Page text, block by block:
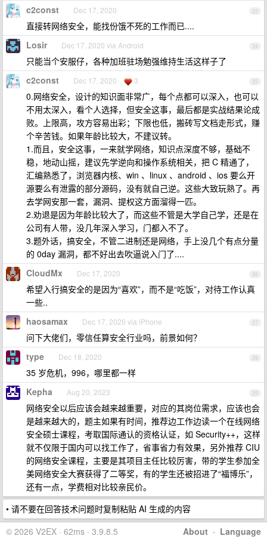
23
c2const Dec 17, 2020
直接转网络安全，能找份饿不死的工作而已....
24
Losir Dec 17, 2020 via Android
只能当个安服仔，各种加班驻场勉强维持生活这样子了
25
c2const Dec 17, 2020 3
0.网络安全，设计的知识面非常广，每个点都可以深入，也可以
不用太深入，看个人选择，但安全这事，最后都是实战结果论成
败。上限高，攻方容易出彩；下限也低，搬砖写文档走形式，赚
个辛苦钱。如果年龄比较大，不建议转。
1.而且，安全这事，一来就学网络，知识点深度不够，基础不
稳，地动山摇，建议先学逆向和操作系统相关，把 C 精通了，
汇编熟悉了，浏览器内核、win 、linux 、android 、ios 要么开
源要么有泄露的部分源码，没有就自己逆。这些大致玩熟了。再
去学网安那一套，漏洞、提权这方面溜得一匹。
2.劝退是因为年龄比较大了，而这些不管是大学自己学，还是在
公司有人带，没几年深入学习，门都入不了。
3.题外话，搞安全，不管二进制还是网络，手上没几个有点分量
的 0day 漏洞，都不好出去吹逼说入门了....
26
CloudMx Dec 17, 2020
希望入行搞安全的是因为“喜欢”，而不是“吃饭”，对待工作认真
一些..
27
haosamax Dec 17, 2020 via iPhone
问下大佬们，零信任算安全行业吗，前景如何？
28
type Dec 18, 2020
35 岁危机，996，哪里都一样
29
Kepha Aug 20, 2023
网络安全以后应该会越来越重要，对应的其岗位需求，应该也会
是越来越大的，题主如果有时间，推荐边工作边读一个在线网络
安全硕士课程，考取国际通认的资格认证，如 Security++，这样
就不仅限于国内可以找工作了，省事省力有效果，另外推荐 CIU
的网络安全课程，主要是其项目主任比较厉害，带的学生参加全
美网络安全大赛获得了二等奖，有的学生还被招进了“福博乐”，
还有一点，学费相对比较亲民价。
• 请不要在回答技术问题时复制粘贴 AI 生成的内容
About · Language
© 2026 V2EX · 62ms · 3.9.8.5